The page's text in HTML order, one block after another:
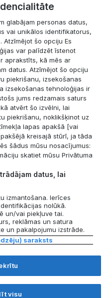
Rīgas teritorijā
darījumiem un to
pieejama dzīvokļiem,
ļoti reti. To var
vieta, mājas
citi faktori.
glabājam personas datus,
vai unikālos identifikatorus,
Atzīmējot šo opciju Es
var palīdzēt īstenot
aprakstīts, kā mēs ar
datus. Atzīmējot šo opciju
piekrišanu, izsekošanas
izsekošanas tehnoloģijas ir
jums redzamais saturs
atvērt šo izvēlni, lai
piekrišanu, noklikšķinot uz
lapas apakšā [vai
kreisajā stūrī, ja tāda
šādus mūsu nosacījumus:
skatiet mūsu Privātuma
datus, lai
izmantošana. Ierīces
nolūkā.
un/vai piekļuve tai.
reklāmas un satura
un pakalpojumu izstrāde.
saraksts
visu